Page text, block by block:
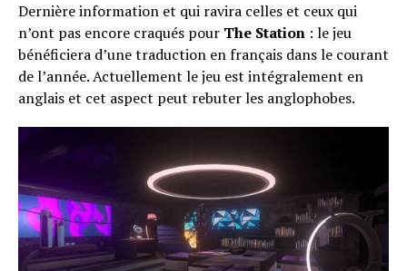
Dernière information et qui ravira celles et ceux qui
n’ont pas encore craqués pour The Station : le jeu
bénéficiera d’une traduction en français dans le courant
de l’année. Actuellement le jeu est intégralement en
anglais et cet aspect peut rebuter les anglophobes.